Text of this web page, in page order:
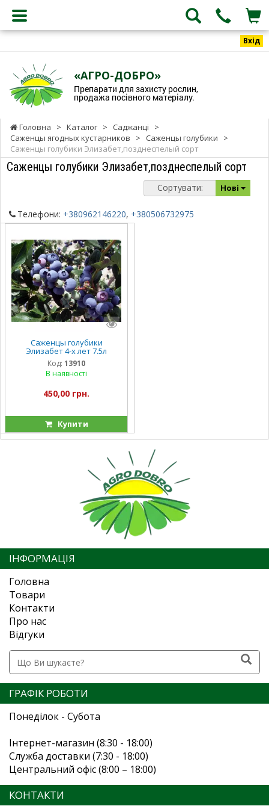
Вхід
«АГРО-ДОБРО»
Препарати для захисту рослин,
продажа посівного матеріалу.
Головна > Каталог > Саджанці
>
Саженцы ягодных кустарников
> Саженцы голубики
>
Саженцы голубики Элизабет,позднеспелый сорт
Саженцы голубики Элизабет,позднеспелый сорт
Сортувати: Нові
Телефони: +380962146220, +380506732975
Саженцы голубики
Элизабет 4-х лет 7.5л
Код: 13910
В наявності
450,00 грн.
Купити
ІНФОРМАЦІЯ
Головна
Товари
Контакти
Про нас
Відгуки
ГРАФІК РОБОТИ
Понеділок - Субота
Інтернет-магазин (8:30 - 18:00)
Служба доставки (7:30 - 18:00)
Центральний офіс (8:00 – 18:00)
КОНТАКТИ